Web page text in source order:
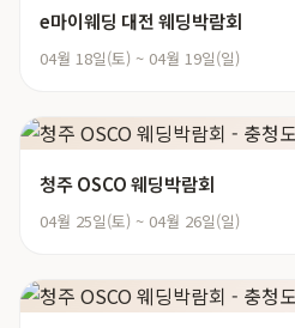
e마이웨딩 대전 웨딩박람회
04월 18일(토) ~ 04월 19일(일)
청주 OSCO 웨딩박람회
04월 25일(토) ~ 04월 26일(일)